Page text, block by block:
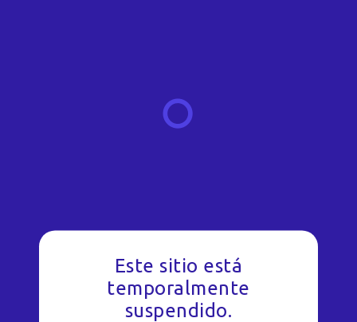
Este sitio está
temporalmente
suspendido.